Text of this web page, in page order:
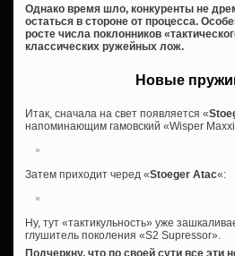
Однако время шло, конкуренты не
остаться в стороне от процесса.
росте числа поклонников
классических ружейных лож.
Новые
Итак, сначала на свет появляется «
напоминающим гамовский «Wisper
Затем приходит черед «Stoeger Atac«:
Ну, тут «тактикульность» уже
глушитель поколения «S2 Supressor».
Подчеркну, что по своей сути все